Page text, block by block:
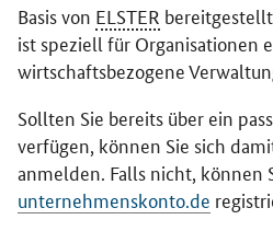
Basis von ELSTER
ist speziell für Organisationen
wirtschaftsbezogene
Sollten Sie bereits über ein
verfügen, können Sie sich
anmelden. Falls nicht, können
unternehmenskonto.de